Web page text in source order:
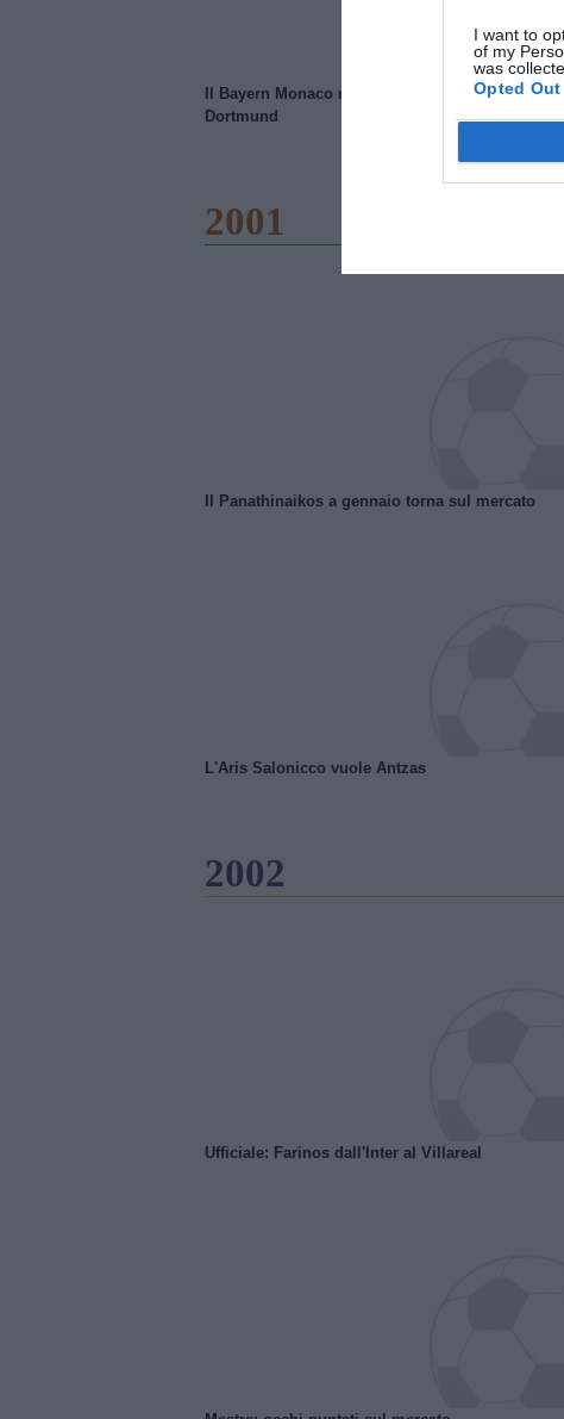
I want to
of my
was
Opted Out
Il Bayern Monaco ridimensiona il Borussia
Dortmund
2001
Il Panathinaikos a gennaio torna sul mercato
L'Aris Salonicco vuole Antzas
2002
Ufficiale: Farinos dall'Inter al Villareal